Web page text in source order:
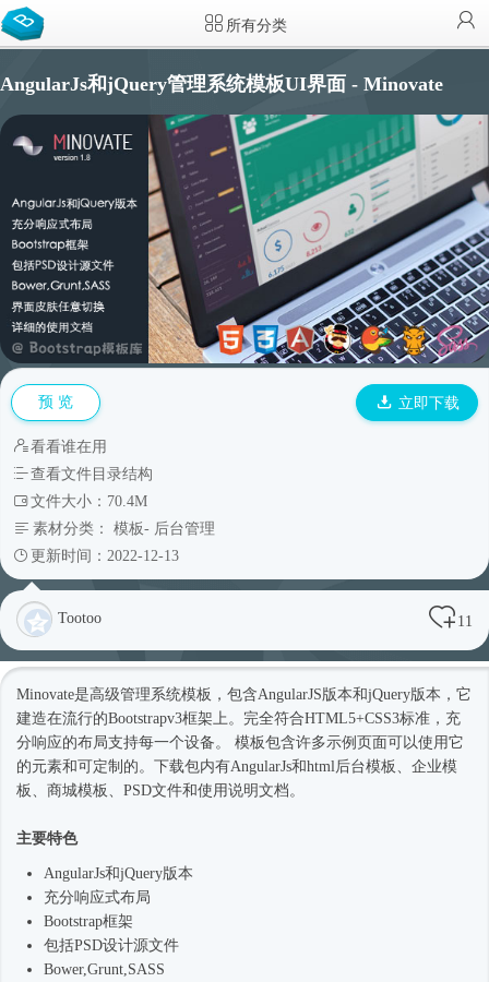
所有分类
AngularJs和jQuery管理系统模板UI界面 - Minovate
预 览 立即下载
看看谁在用
查看文件目录结构
文件大小：70.4M
素材分类： 模板- 后台管理
更新时间：2022-12-13
Tootoo 11
Minovate是高级管理系统模板，包含AngularJS版本和jQuery版本，它
建造在流行的Bootstrapv3框架上。完全符合HTML5+CSS3标准，充
分响应的布局支持每一个设备。 模板包含许多示例页面可以使用它
的元素和可定制的。下载包内有AngularJs和html 后台模板 、企业模
板
、商城模板、PSD文件和使用说明文档。
主要特色
AngularJs和jQuery版本
充分响应式布局
Bootstrap框架
包括PSD设计源文件
Bower,Grunt,SASS